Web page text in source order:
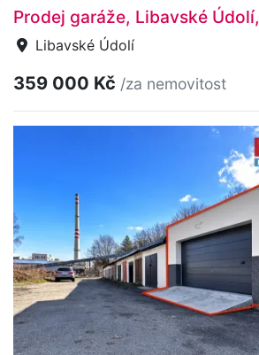
Prodej garáže, Libavské
Libavské Údolí
359 000 Kč /za nemovitost